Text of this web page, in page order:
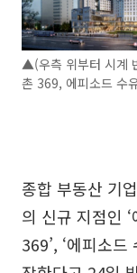
▲(우측 위부터 시계
촌 369, 에피소드 수
종합 부동산 기
의 신규 지점인
369’, ‘에피소